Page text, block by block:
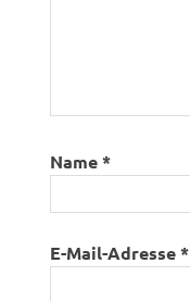
Name*
E-Mail-Adresse*